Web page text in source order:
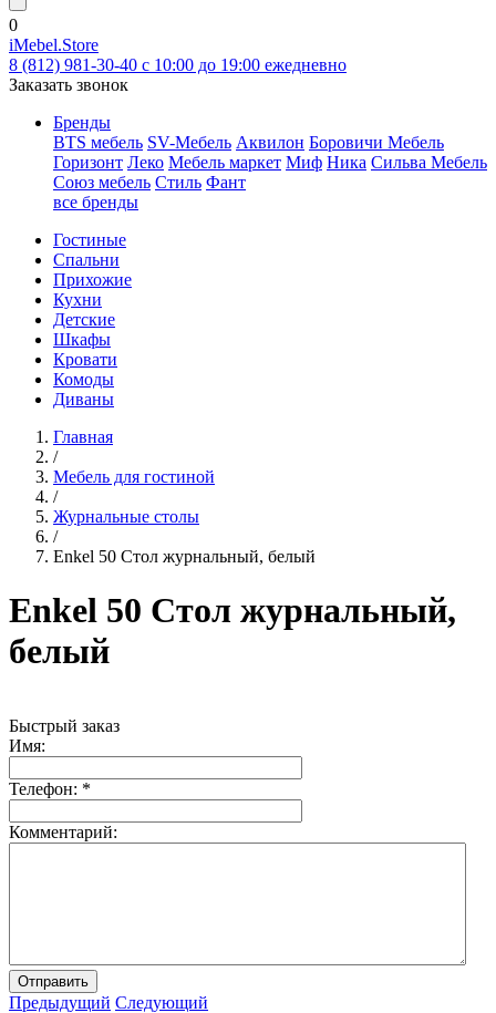
0
iMebel.Store
8 (812) 981-30-40 c 10:00 до 19:00 ежедневно
Заказать звонок
Бренды
BTS мебель SV-Мебель Аквилон Боровичи Мебель
Горизонт Леко Мебель маркет Миф Ника Сильва Мебель
Союз мебель Стиль Фант
все бренды
Гостиные
Спальни
Прихожие
Кухни
Детские
Шкафы
Кровати
Комоды
Диваны
Главная
/
Мебель для гостиной
/
Журнальные столы
/
Enkel 50 Стол журнальный, белый
Enkel 50 Стол журнальный,
белый
Быстрый заказ
Имя:
Телефон: *
Комментарий:
Отправить
Предыдущий Следующий